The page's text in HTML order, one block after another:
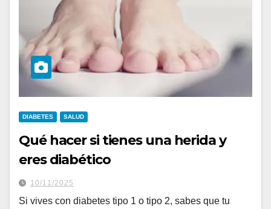
DIABETES SALUD
Qué hacer si tienes una herida y
eres diabético
10/11/2025
Si vives con diabetes tipo 1 o tipo 2, sabes que tu